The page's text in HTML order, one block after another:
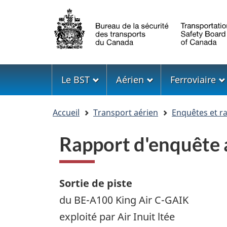
Sélection
de
la
langue
Menu
Le BST Aérien Ferroviaire
Accueil Transport aérien Enquêtes et
Rapport
Sortie de piste
du BE-A100 King Air C-GAIK
exploité par Air Inuit ltée